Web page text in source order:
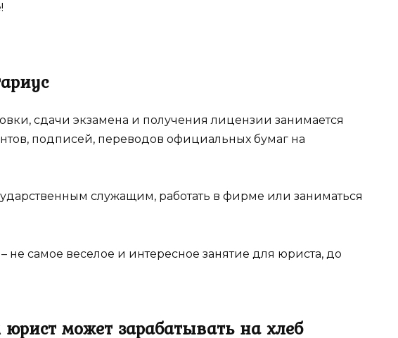
сдачи экзамена и получения лицензии занимается
подписей, переводов официальных бумаг на
служащим, работать в фирме или заниматься
не самое веселое и интересное занятие для юриста, до
может зарабатывать на хлеб